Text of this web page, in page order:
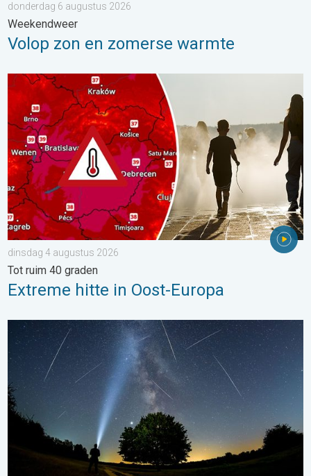
donderdag 6 augustus 2026
Weekendweer
Volop zon en zomerse warmte
Extreme hitte in Oost-Europa. Tot ruim 40 graden. . . dinsdag
dinsdag 4 augustus 2026
Tot ruim 40 graden
Extreme hitte in Oost-Europa
De tijd van de vallende sterren begint. Hoogtepunt in